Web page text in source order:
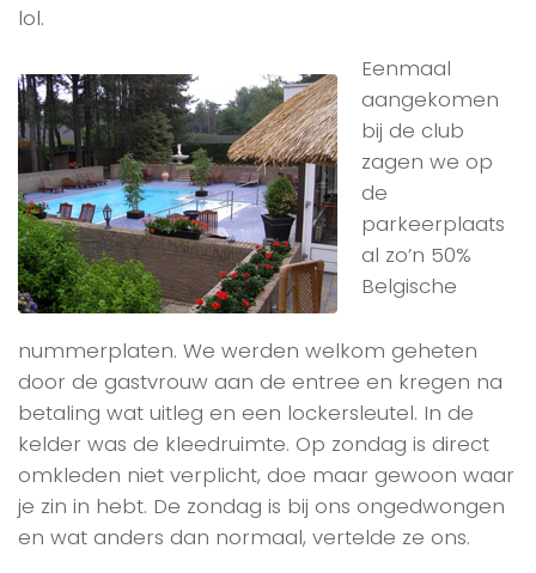
lol.
Eenmaal
aangekomen
bij de club
zagen we op
de
parkeerplaats
al zo’n 50%
Belgische
nummerplaten. We werden welkom geheten
door de gastvrouw aan de entree en kregen na
betaling wat uitleg en een lockersleutel. In de
kelder was de kleedruimte. Op zondag is direct
omkleden niet verplicht, doe maar gewoon waar
je zin in hebt. De zondag is bij ons ongedwongen
en wat anders dan normaal, vertelde ze ons.